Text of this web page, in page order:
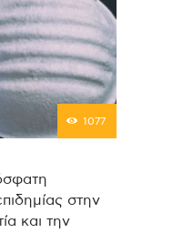
1077
στην
και την